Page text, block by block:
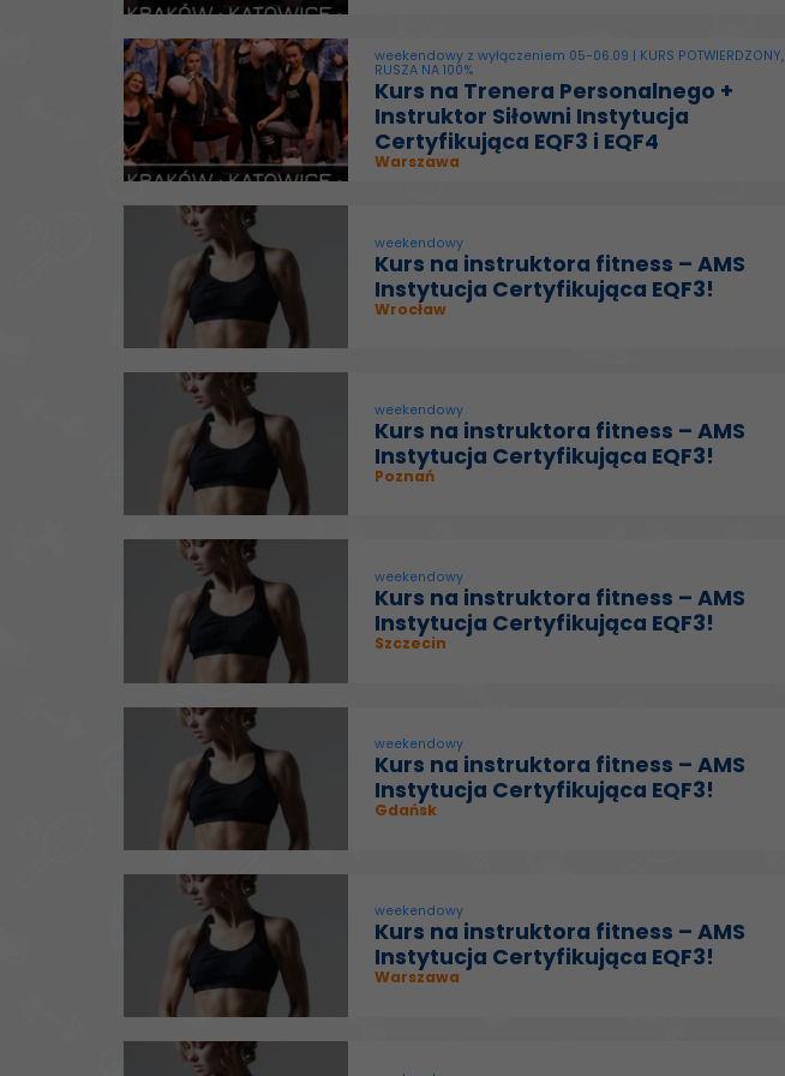
weekendowy z wyłączeniem 05-06.09 | KURS POTWIERDZONY,
RUSZA NA 100%
Kurs na Trenera Personalnego +
Instruktor Siłowni Instytucja
Certyfikująca EQF3 i EQF4
Warszawa
weekendowy
Kurs na instruktora fitness – AMS
Instytucja Certyfikująca EQF3!
Wrocław
weekendowy
Kurs na instruktora fitness – AMS
Instytucja Certyfikująca EQF3!
Poznań
weekendowy
Kurs na instruktora fitness – AMS
Instytucja Certyfikująca EQF3!
Szczecin
weekendowy
Kurs na instruktora fitness – AMS
Instytucja Certyfikująca EQF3!
Gdańsk
weekendowy
Kurs na instruktora fitness – AMS
Instytucja Certyfikująca EQF3!
Warszawa